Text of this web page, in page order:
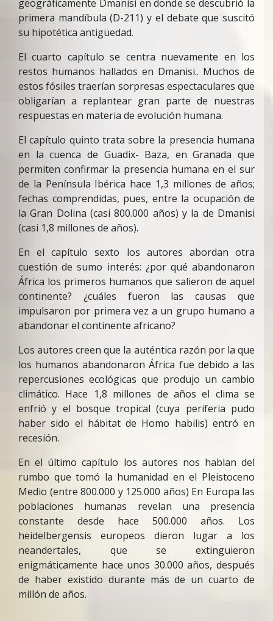
geográficamente Dmanisi en donde se descubrió la
primera mandíbula (D-211) y el debate que suscitó
su hipotética antigüedad.
El cuarto capítulo se centra nuevamente en los
restos humanos hallados en Dmanisi.. Muchos de
estos fósiles traerían sorpresas espectaculares que
obligarían a replantear gran parte de nuestras
respuestas en materia de evolución humana.
El capítulo quinto trata sobre la presencia humana
en la cuenca de Guadix- Baza, en Granada que
permiten confirmar la presencia humana en el sur
de la Península Ibérica hace 1,3 millones de años;
fechas comprendidas, pues, entre la ocupación de
la Gran Dolina (casi 800.000 años) y la de Dmanisi
(casi 1,8 millones de años).
En el capítulo sexto los autores abordan otra
cuestión de sumo interés: ¿por qué abandonaron
África los primeros humanos que salieron de aquel
continente? ¿cuáles fueron las causas que
impulsaron por primera vez a un grupo humano a
abandonar el continente africano?
Los autores creen que la auténtica razón por la que
los humanos abandonaron África fue debido a las
repercusiones ecológicas que produjo un cambio
climático. Hace 1,8 millones de años el clima se
enfrió y el bosque tropical (cuya periferia pudo
haber sido el hábitat de Homo habilis) entró en
recesión.
En el último capítulo los autores nos hablan del
rumbo que tomó la humanidad en el Pleistoceno
Medio (entre 800.000 y 125.000 años) En Europa las
poblaciones humanas revelan una presencia
constante desde hace 500.000 años. Los
heidelbergensis europeos dieron lugar a los
neandertales, que se extinguieron
enigmáticamente hace unos 30.000 años, después
de haber existido durante más de un cuarto de
millón de años.